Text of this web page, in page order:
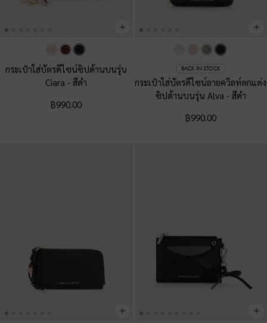
กระเป๋าใส่บัตรดีไซน์ซิปด้านบนรุ่น
Ciara-สีดำ
฿990.00
BACK IN STOCK
กระเป๋าใส่บัตรดีไซน์ลายควิลท์ตกแต่ง
ซิปด้านบนรุ่น Alva - สีดำ
฿990.00